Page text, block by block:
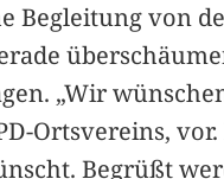
Begleitung von
„Wir
Ortsvereins,
Begrüßt